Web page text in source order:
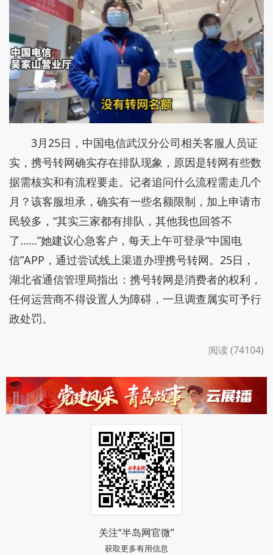
3月25日，中国电信武汉分公司相关客服人员证
实，携号转网确实存在排队现象，原因是转网有些数
据需核实和有流程要走。记者追问什么流程需走几个
月？该客服坦承，确实有一些名额限制，加上申请市
民较多，“其实三家都有排队，其他我也回答不
了……”她建议心急客户，每天上午可登录“中国电
信”APP，通过尝试线上渠道办理携号转网。25日，
湖北省通信管理局指出：携号转网是消费者的权利，
任何运营商不得设置人为障碍，一旦调查属实可予行
政处罚。
阅读 (74104)
关注“半岛网官微”
获取更多有用信息